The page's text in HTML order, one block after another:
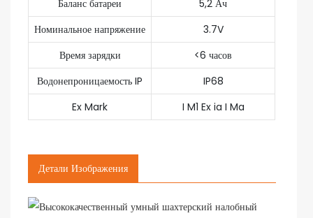
Баланс батареи
5,2 Ач
Номинальное напряжение
3.7V
Время зарядки
<6 часов
Водонепроницаемость IP
IP68
Ex Mark
I M1 Ex ia I Ma
Детали Изображения